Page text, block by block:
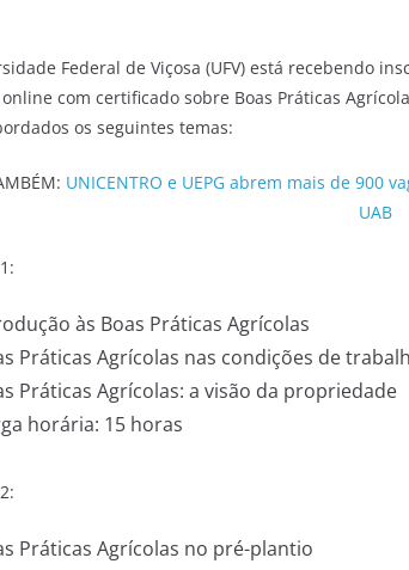
Federal de Viçosa (UFV) está recebendo
com certificado sobre Boas Práticas
os seguintes temas:
UNICENTRO e UEPG abrem mais de 900
UAB
às Boas Práticas Agrícolas
Práticas Agrícolas nas condições de
Práticas Agrícolas: a visão da propriedade
horária: 15 horas
Práticas Agrícolas no pré-plantio